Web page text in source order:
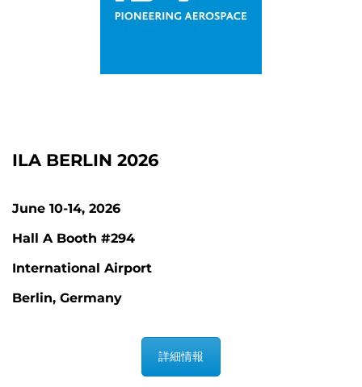
ILA BERLIN 2026
June 10-14, 2026
Hall A Booth #294
International Airport
Berlin, Germany
詳細情報